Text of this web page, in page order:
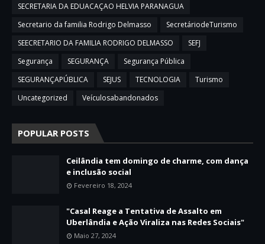
SECRETARIA DA EDUACAÇAO HELVIA PARANAGUA
Secretario da familia Rodrigo Delmasso
SecretáriodeTurismo
SEECRETARIO DA FAMILIA RODRIGO DELMASSO
SEFJ
Segurança
SEGURANÇA
Segurança Pública
SEGURANÇAPÚBLICA
SEJUS TECNOLOGIA
Turismo
Uncategorized
Veículosabandonados
POPULAR POSTS
Ceilândia tem domingo de charme, com dança
e inclusão social
Fevereiro 18, 2024
"Casal Reage a Tentativa de Assalto em
Uberlândia e Ação Viraliza nas Redes Sociais"
Maio 27, 2024